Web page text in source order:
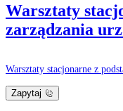
Warsztaty
zarządzania
Warsztaty stacjonarne z
Zapytaj